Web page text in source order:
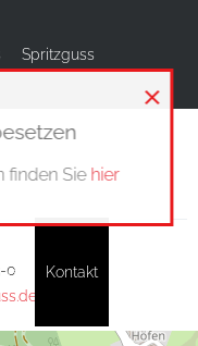
×
finden Sie hier
Spritzguss
Werkzeugbau
Kontakt
0